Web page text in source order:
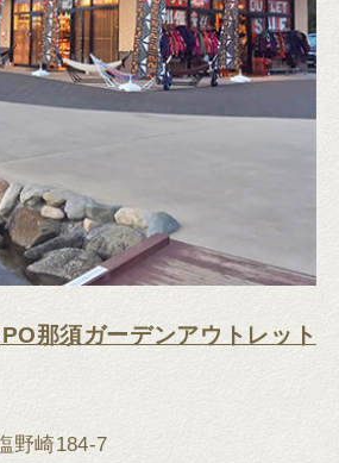
那須ガーデンアウトレット
野崎184-7